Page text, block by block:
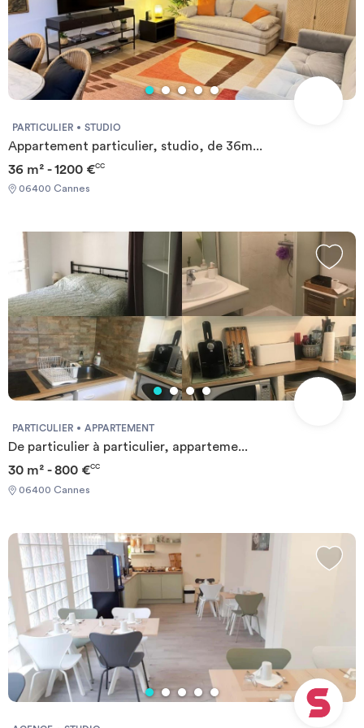
PARTICULIER STUDIO
Appartement particulier, studio, de 36m...
36 m² - 1200 €CC
06400 Cannes
PARTICULIER APPARTEMENT
De particulier à particulier, apparteme...
30 m² - 800 €CC
06400 Cannes